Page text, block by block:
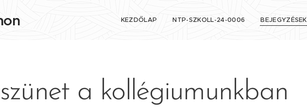
KEZDŐLAP NTP-SZKOLL-24-0006 BEJEGYZÉSEK
a kollégiumunkban